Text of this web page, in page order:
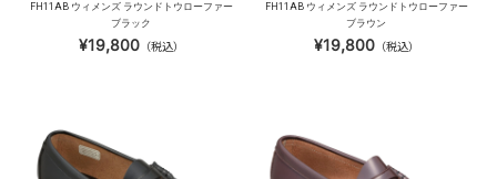
FH11AB ウィメンズ ラウンドトウローファー
ブラック
¥19,800（税込）
FH11AB ウィメンズ ラウンドトウローファー
ブラウン
¥19,800（税込）